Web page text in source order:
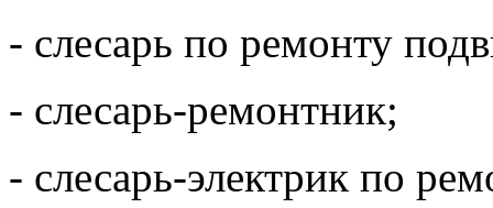
- слесарь по ремонту
- слесарь-ремонтник;
- слесарь-электрик по